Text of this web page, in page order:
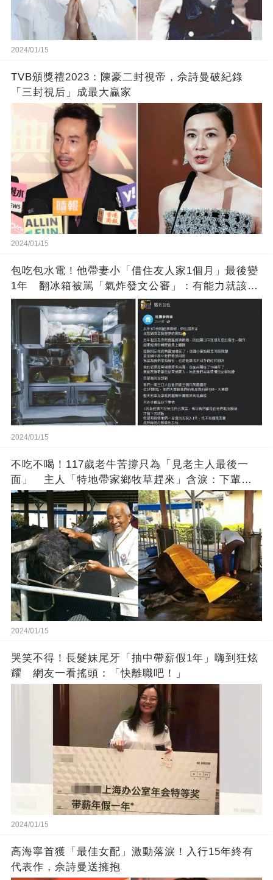
2024/01/15
TVB頒獎禮2023：陳豪二封視帝，佘詩曼破紀錄
「三封視后」成最大贏家
2024/01/15
包吃包水電！他帶妻小「借住友人家1個月」最後變
1年 翻冰箱被罵「氣炸發文公審」：有能力就該大
方
2024/01/15
不吃不喝！117歲老牛苦撐只為「見老主人最後一
面」 主人「特地帶家鄉牧草趕來」含淚：下輩子
找個好人家
2024/01/15
哭笑不得！長髮妹尾牙「抽中帶薪假1年」嗨到狂炫
耀 網友一看搖頭：「快離職吧！」
2024/01/15
高海寧首獲「最佳女配」激動落淚！入行15年終有
代表作，佘詩曼送擁抱